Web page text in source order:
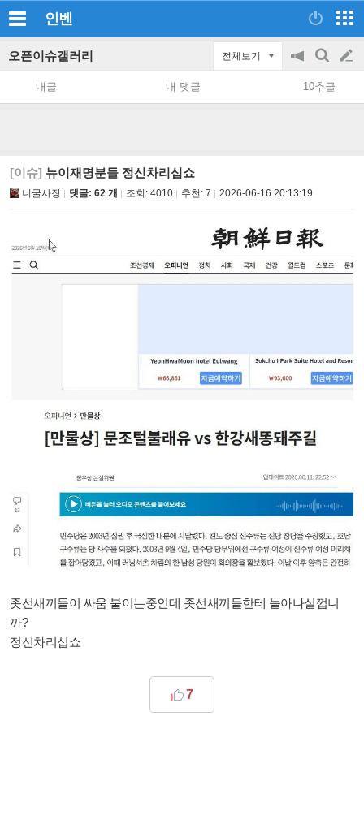
인벤
오픈이슈갤러리 전체보기
공
지
on/off
검
색
글
쓰
내글 내 댓글 10추글
[이슈] 뉴이재명분들 정신차리십쇼
너굴사장 댓글: 62 개 조회: 4010 추천: 7 2026-06-16 20:13:19
좃선새끼들이 싸움 붙이는중인데 좃선새끼들한테 놀아나실껍니
까?
정신차리십쇼
7